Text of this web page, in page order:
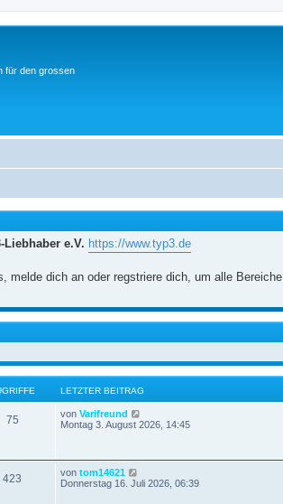
für den grossen
Liebhaber e.V. https://www.typ3.de
melde dich an oder regstriere dich, um alle Bereiche
LETZTER BEITRAG
75 von Varifreund
e
e
r
Montag 3. August 2026, 14:45
423 von tom14621
e
Donnerstag 16. Juli 2026, 06:39